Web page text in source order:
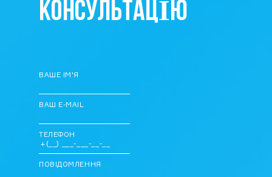
КОНСУЛЬТАЦІЮ
ВАШЕ ІМ'Я
ВАШ E-MAIL
ТЕЛЕФОН
ПОВІДОМЛЕННЯ